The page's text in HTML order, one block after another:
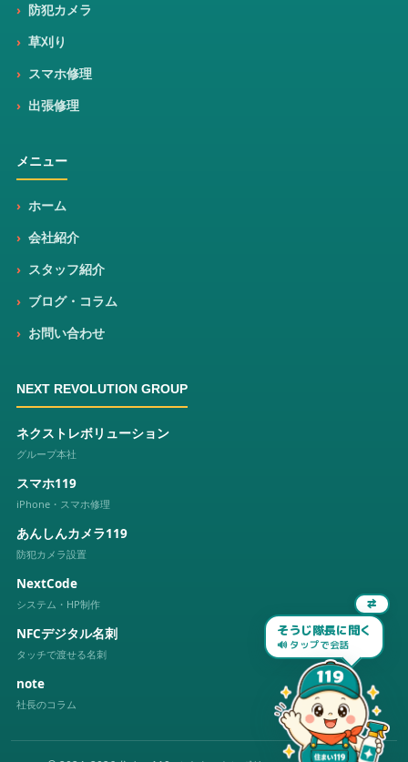
防犯カメラ
草刈り
スマホ修理
出張修理
メニュー
ホーム
会社紹介
スタッフ紹介
ブログ・コラム
お問い合わせ
NEXT REVOLUTION GROUP
ネクストレボリューション
グループ本社
スマホ119
iPhone・スマホ修理
あんしんカメラ119
防犯カメラ設置
NextCode
システム・HP制作
NFCデジタル名刺
タッチで渡せる名刺
note
社長のコラム
⇄
そうじ隊長に聞く
🔊 タップで会話